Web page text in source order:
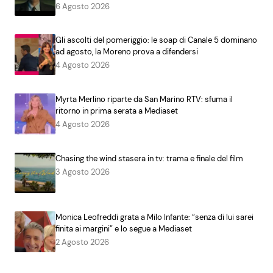
6 Agosto 2026
Gli ascolti del pomeriggio: le soap di Canale 5 dominano
ad agosto, la Moreno prova a difendersi
4 Agosto 2026
Myrta Merlino riparte da San Marino RTV: sfuma il
ritorno in prima serata a Mediaset
4 Agosto 2026
Chasing the wind stasera in tv: trama e finale del film
3 Agosto 2026
Monica Leofreddi grata a Milo Infante: “senza di lui sarei
finita ai margini” e lo segue a Mediaset
2 Agosto 2026